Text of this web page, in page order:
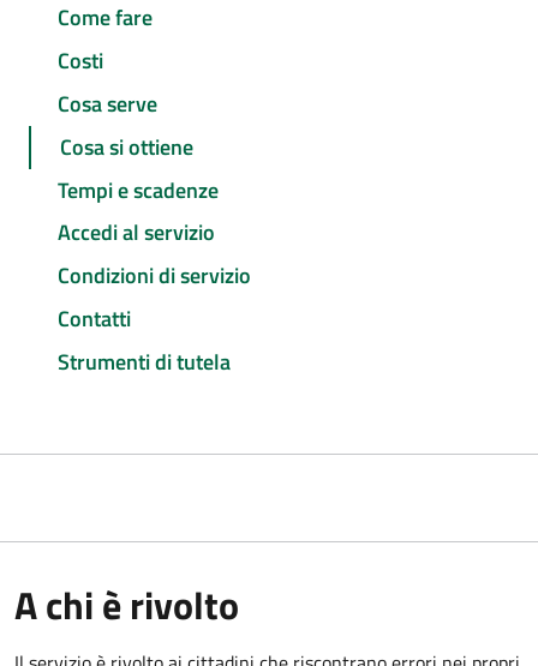
Come fare
Costi
Cosa serve
Cosa si ottiene
Tempi e scadenze
Accedi al servizio
Condizioni di servizio
Contatti
Strumenti di tutela
A chi è rivolto